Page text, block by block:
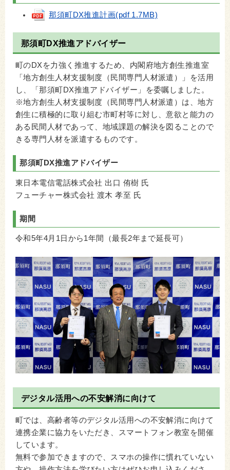
那須町DX推進計画(pdf 1.7MB)
那須町DX推進アドバイザー
町のDXを力強く推進するため、内閣府地方創生推進室
「地方創生人材支援制度（民間専門人材派遣）」を活用
し、「那須町DX推進アドバイザー」を委嘱しました。
※地方創生人材支援制度（民間専門人材派遣）は、地方
創生に積極的に取り組む市町村等に対し、意欲と能力の
ある民間人材であって、地域課題の解決を図ることので
きる専門人材を派遣するものです。
那須町DX推進アドバイザー
東日本電信電話株式会社 出口 侑樹 氏
フューチャー株式会社 渡木 孝至 氏
期間
令和5年4月1日から1年間（最長2年まで延長可）
デジタル活用への不安解消に向けて
町では、高齢者等のデジタル活用への不安解消に向けて
連携企業に協力をいただき、スマートフォン教室を開催
しています。
無料で参加できますので、スマホの操作に慣れていない